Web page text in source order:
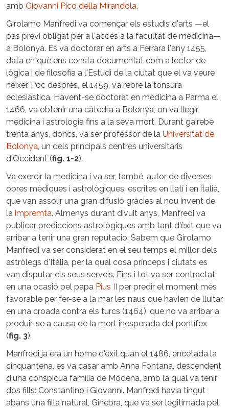
amb Giovanni Pico della Mirandola.
Girolamo Manfredi va començar els estudis d'arts —el
pas previ obligat per a l'accés a la facultat de medicina—
a Bolonya. Es va doctorar en arts a Ferrara l'any 1455,
data en què ens consta documentat com a lector de
lògica i de filosofia a l'Estudi de la ciutat que el va veure
néixer. Poc després, el 1459, va rebre la tonsura
eclesiàstica. Havent-se doctorat en medicina a Parma el
1466, va obtenir una càtedra a Bolonya, on va llegir
medicina i astrologia fins a la seva mort. Durant gairebé
trenta anys, doncs, va ser professor de la Universitat de
Bolonya, un dels principals centres universitaris
d'Occident (fig. 1-2).
Va exercir la medicina i va ser, també, autor de diverses
obres mèdiques i astrològiques, escrites en llatí i en italià,
que van assolir una gran difusió gràcies al nou invent de
la impremta. Almenys durant divuit anys, Manfredi va
publicar prediccions astrològiques amb tant d'èxit que va
arribar a tenir una gran reputació. Sabem que Girolamo
Manfredi va ser considerat en el seu temps el millor dels
astròlegs d'Itàlia, per la qual cosa prínceps i ciutats es
van disputar els seus serveis. Fins i tot va ser contractat
en una ocasió pel papa Pius II per predir el moment més
favorable per fer-se a la mar les naus que havien de lluitar
en una croada contra els turcs (1464), que no va arribar a
produir-se a causa de la mort inesperada del pontífex
(fig. 3).
Manfredi ja era un home d'èxit quan el 1486, encetada la
cinquantena, es va casar amb Anna Fontana, descendent
d'una conspícua família de Mòdena, amb la qual va tenir
dos fills: Constantino i Giovanni. Manfredi havia tingut
abans una filla natural, Ginebra, que va ser legitimada pel